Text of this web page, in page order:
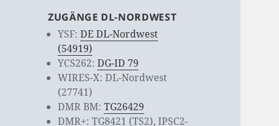
ZUGÄNGE DL-NORDWEST
YSF:DE DL-Nordwest
(54919)
YCS262:DG-ID 79
WIRES-X: DL-Nordwest
(27741)
DMR BM:TG26429
DMR+: TG8421 (TS2), IPSC2-